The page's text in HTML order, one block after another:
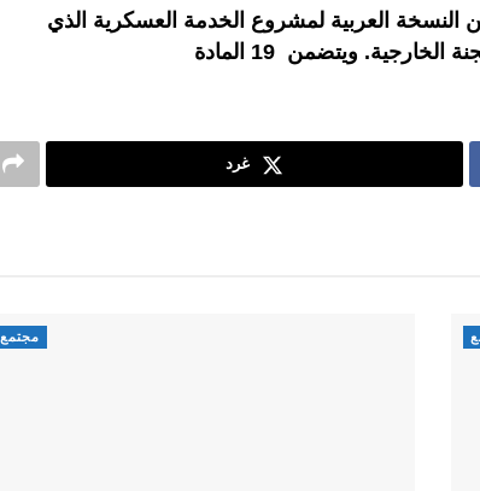
النسخة العربية لمشروع الخدمة العسكرية الذي
ويتضمن 19 المادة
غرد
مجتمع